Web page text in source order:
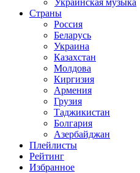
Украинская музыка
Страны
Россия
Беларусь
Украина
Казахстан
Молдова
Киргизия
Армения
Грузия
Таджикистан
Болгария
Азербайджан
Плейлисты
Рейтинг
Избранное